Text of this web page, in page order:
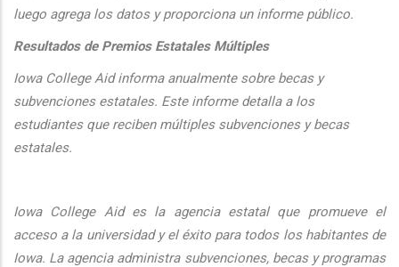
luego agrega los datos y proporciona un informe público.
Resultados de Premios Estatales Múltiples
Iowa College Aid informa anualmente sobre becas y
subvenciones estatales. Este informe detalla a los
estudiantes que reciben múltiples subvenciones y becas
estatales.
Iowa College Aid es la agencia estatal que promueve el
acceso a la universidad y el éxito para todos los habitantes de
Iowa. La agencia administra subvenciones, becas y programas